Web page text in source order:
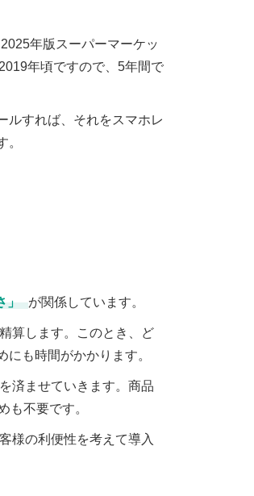
年版スーパーマーケッ
年頃ですので、5年間で
ルすれば、それをスマホレ
」 が関係しています。
算します。このとき、ど
も時間がかかります。
済ませていきます。商品
も不要です。
様の利便性を考えて導入